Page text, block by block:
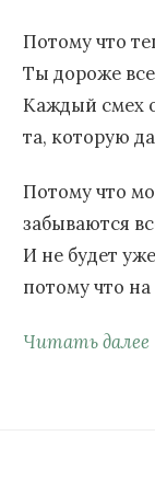
Потому что
Ты дороже
Каждый смех
та, которую
Потому что
забываются
И не будет
потому что на
Читать